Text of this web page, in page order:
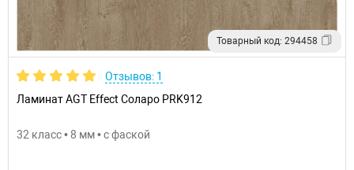
Товарный код: 294458
Отзывов: 1
Ламинат AGT Effect Соларо PRK912
32 класс • 8 мм • с фаской